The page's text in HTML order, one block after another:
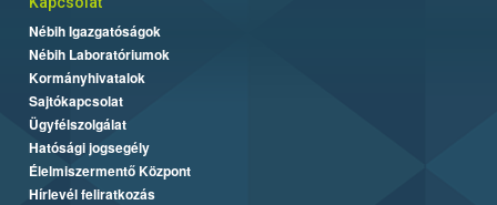
Nébih Igazgatóságok
Nébih Laboratóriumok
Kormányhivatalok
Sajtókapcsolat
Ügyfélszolgálat
Hatósági jogsegély
Élelmiszermentő Központ
Hírlevél feliratkozás